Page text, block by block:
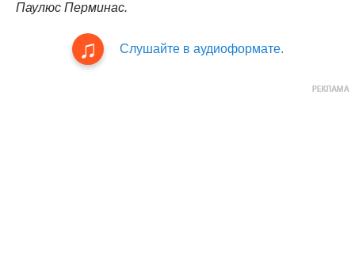
Паулюс Перминас.
Слушайте в аудиоформате.